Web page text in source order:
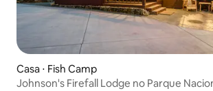
Casa ⋅ Fish Camp
Johnson's Firefall Lodge no Parque